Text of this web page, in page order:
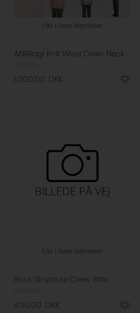
Fås i flere størrelser
ANRRagi Knit Wool Crew Neck Strik
1.000,00 DKK
Fås i flere størrelser
Ross Structure Crew Strik
400,00 DKK